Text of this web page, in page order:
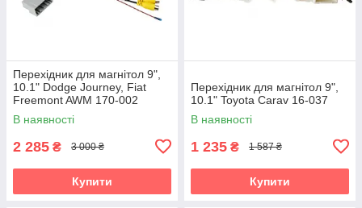
Перехідник для магнітол 9",
10.1" Dodge Journey, Fiat
Freemont AWM 170-002
В наявності
2 285 ₴ 3 000 ₴
Купити
Перехідник для магнітол 9",
10.1" Toyota Carav 16-037
В наявності
1 235 ₴ 1 587 ₴
Купити